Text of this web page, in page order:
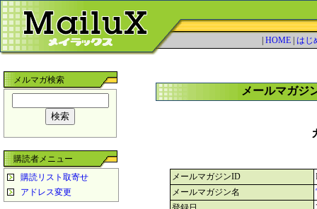
HOME| はじ
メルマガ検索
購読者メニュー
購読リスト取寄せ
アドレス変更
メールマガジ
メールマガジンID
メールマガジン名